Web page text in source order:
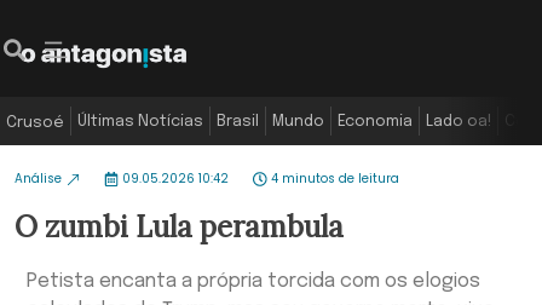
Crusoé Últimas Notícias Brasil Mundo Economia Lado oa!
Análise 09.05.2026 10:42 4 minutos de leitura
O zumbi Lula perambula
Petista encanta a própria torcida com os elogios